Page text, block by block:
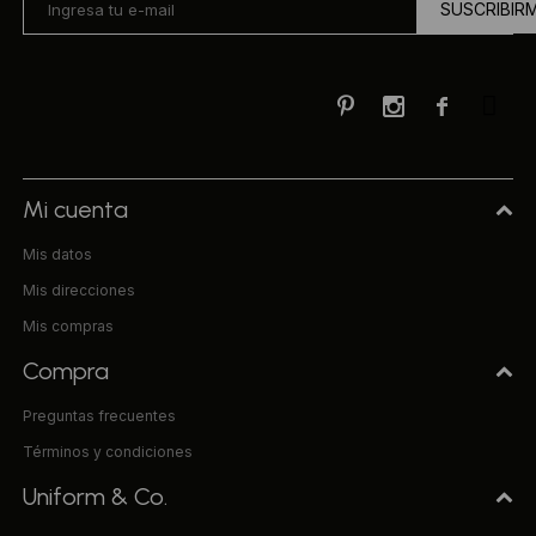

 
Mi cuenta
Mis datos
Mis direcciones
Mis compras
Compra
Preguntas frecuentes
Términos y condiciones
Uniform & Co.